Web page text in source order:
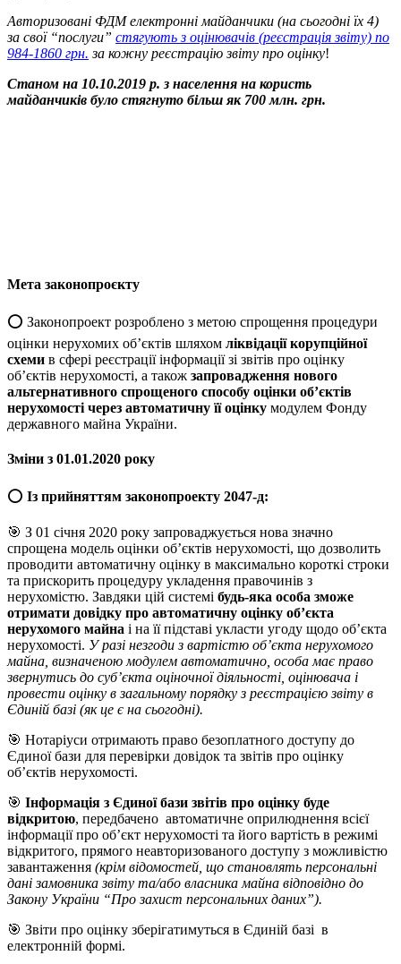
Авторизовані ФДМ електронні майданчики (на сьогодні їх 4)
за свої “послуги” стягують з оцінювачів (реєстрація звіту) по
984-1860 грн. за кожну реєстрацію звіту про оцінку!
Станом на 10.10.2019 р. з населення на користь
майданчиків було стягнуто більш як 700 млн. грн.
Мета законопроєкту
⭕️ Законопроект розроблено з метою спрощення процедури
оцінки нерухомих об’єктів шляхом ліквідації корупційної
схеми в сфері реєстрації інформації зі звітів про оцінку
об’єктів нерухомості, а також запровадження нового
альтернативного спрощеного способу оцінки об’єктів
нерухомості через автоматичну її оцінку модулем Фонду
державного майна України.
Зміни з 01.01.2020 року
⭕️ Із прийняттям законопроекту 2047-д:
🎯 З 01 січня 2020 року запроваджується нова значно
спрощена модель оцінки об’єктів нерухомості, що дозволить
проводити автоматичну оцінку в максимально короткі строки
та прискорить процедуру укладення правочинів з
нерухомістю. Завдяки цій системі будь-яка особа зможе
отримати довідку про автоматичну оцінку об’єкта
нерухомого майна і на її підставі укласти угоду щодо об’єкта
нерухомості. У разі незгоди з вартістю об’єкта нерухомого
майна, визначеною модулем автоматично, особа має право
звернутись до суб’єкта оціночної діяльності, оцінювача і
провести оцінку в загальному порядку з реєстрацією звіту в
Єдиній базі (як це є на сьогодні).
🎯 Нотаріуси отримають право безоплатного доступу до
Єдиної бази для перевірки довідок та звітів про оцінку
об’єктів нерухомості.
🎯 Інформація з Єдиної бази звітів про оцінку буде
відкритою, передбачено автоматичне оприлюднення всієї
інформації про об’єкт нерухомості та його вартість в режимі
відкритого, прямого неавторизованого доступу з можливістю
завантаження (крім відомостей, що становлять персональні
дані замовника звіту та/або власника майна відповідно до
Закону України “Про захист персональних даних”).
🎯 Звіти про оцінку зберігатимуться в Єдиній базі в
електронній формі.